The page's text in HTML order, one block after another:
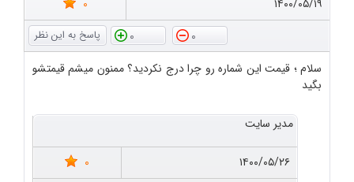
۱۴۰۰/۰۵/۱۹
0
0
0
سلام ؛ قیمت این شماره رو چرا درج نکردید؟ ممنون میشم قیمتشو
بگید
مدیر سایت
۱۴۰۰/۰۵/۲۶ 0